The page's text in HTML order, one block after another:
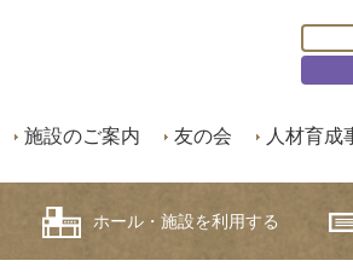
施設のご案内 友の会 人材育成
ホール・施設を利用する